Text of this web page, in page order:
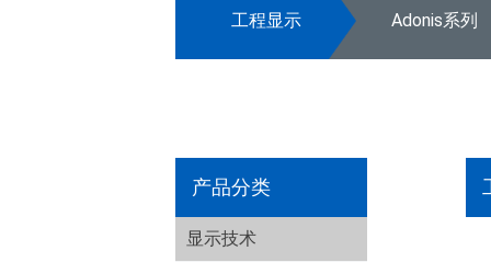
工程显示 Adonis系列
产品分类
显示技术